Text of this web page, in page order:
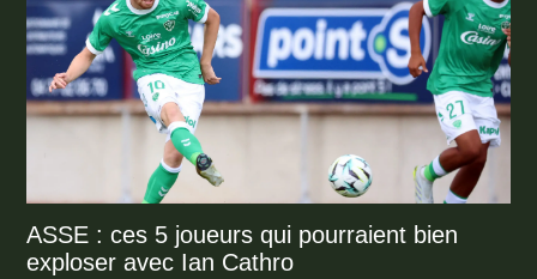
ASSE : ces 5 joueurs qui pourraient bien
exploser avec Ian Cathro